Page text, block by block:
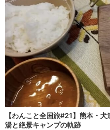
【わんこと全国旅#21】熊本・
湯と絶景キャンプの軌跡